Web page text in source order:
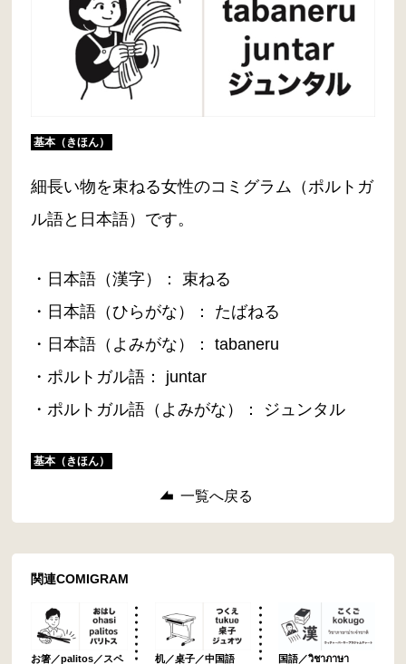
基本（きほん）
細長い物を束ねる女性のコミグラム（ポルトガ
ル語と日本語）です。
・日本語（漢字）： 束ねる
・日本語（ひらがな）： たばねる
・日本語（よみがな）： tabaneru
・ポルトガル語： juntar
・ポルトガル語（よみがな）： ジュンタル
基本（きほん）
一覧へ戻る
関連COMIGRAM
お箸／palitos／スペ
机／桌子／中国語
国語／วิชาภาษา